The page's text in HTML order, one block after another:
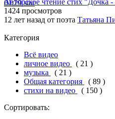
01:29 star
1424 просмотров
12 лет назад от поэта Татьяна
Категория
Всё видео
личное видео
( 21 )
музыка
( 21 )
Общая категория
( 89 )
стихи на видео
( 150 )
Сортировать: